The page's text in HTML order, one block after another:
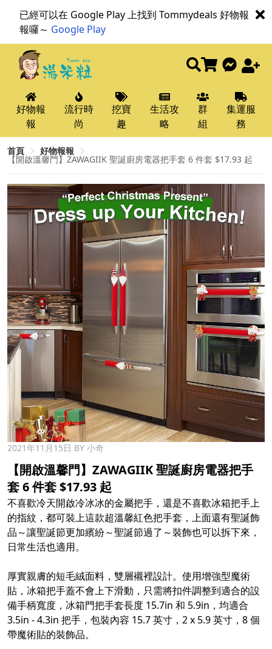
已經可以在 Google Play 上找到 Tommydeals 好物報
報囉～ Google Play
好物報
報
流行時
尚
挖寶
趣
生活攻
略
群
組
集運服
務
首頁 好物報報
【開啟溫馨門】ZAWAGIIK 聖誕廚房電器把手套 6 件套 $17.93 起
2021年11月15日 BY 小奇
【開啟溫馨門】ZAWAGIIK 聖誕廚房電器把手
套 6 件套 $17.93 起
不喜歡冷天開啟冷冰冰的金屬把手，還是不喜歡冰箱把手上
的指紋，都可裝上這款超溫馨紅色把手套，上面還有聖誕飾
品～讓聖誕節更加繽紛～聖誕節過了～裝飾也可以拆下來，
日常生活也適用。
厚實親膚的短毛絨面料，雙層襯裡設計。使用增強型魔術
貼，冰箱把手蓋不會上下滑動，只需將扣件調整到適合的設
備手柄寬度，冰箱門把手套長度 15.7in 和 5.9in，均適合
3.5in - 4.3in 把手，包裝內容 15.7 英寸，2 x 5.9 英寸，8 個
帶魔術貼的裝飾品。